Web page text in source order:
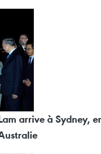
arrive à Sydney,